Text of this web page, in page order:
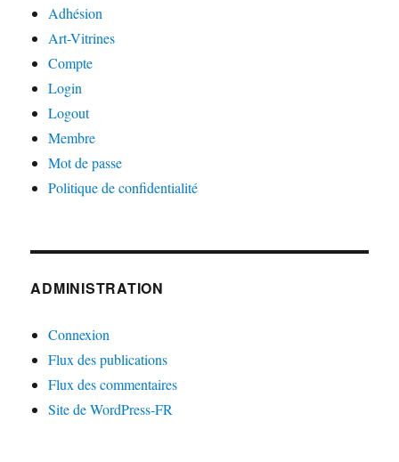
Adhésion
Art-Vitrines
Compte
Login
Logout
Membre
Mot de passe
Politique de confidentialité
ADMINISTRATION
Connexion
Flux des publications
Flux des commentaires
Site de WordPress-FR